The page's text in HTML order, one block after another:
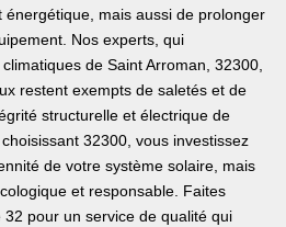
mais aussi de prolonger
Nos experts, qui
de Saint Arroman, 32300,
restent exempts de saletés et de
structurelle et électrique de
32300, vous investissez
de votre système solaire, mais
et responsable. Faites
pour un service de qualité qui